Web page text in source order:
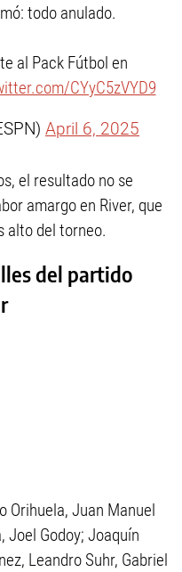
todo anulado.
al Pack Fútbol en
CYyC5zVYD9
April 6, 2025
el resultado no se
amargo en River, que
alto del torneo.
del partido
Orihuela, Juan Manuel
Joel Godoy; Joaquín
Leandro Suhr, Gabriel